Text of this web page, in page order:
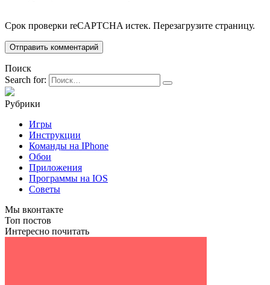
Срок проверки reCAPTCHA истек. Перезагрузите страницу.
Поиск
Search for:
Рубрики
Игры
Инструкции
Команды на IPhone
Обои
Приложения
Программы на IOS
Советы
Мы вконтакте
Топ постов
Интересно почитать